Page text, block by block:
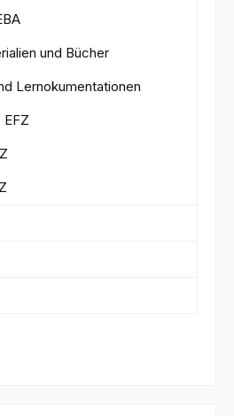
und Bücher
Lernokumentationen